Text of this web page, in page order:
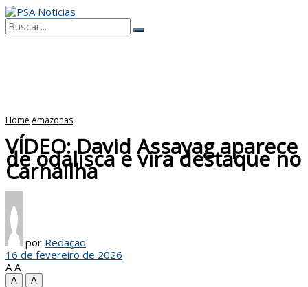
Home Amazonas
VÍDEO: David Assayag aparece
de odalisca e vira destaque no
Carnailha
por Redação
16 de fevereiro de 2026
A A
A
A